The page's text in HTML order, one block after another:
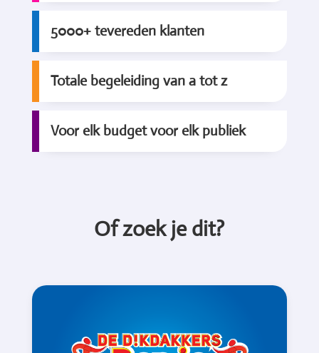
5000+ tevereden klanten
Totale begeleiding van a tot z
Voor elk budget voor elk publiek
Of zoek je dit?